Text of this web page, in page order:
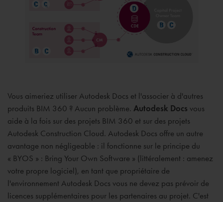
Vous aimeriez utiliser Autodesk Docs et l'associer à d'autres
produits BIM 360 ? Aucun problème. Autodesk Docs vous
aide à la fois sur des projets BIM 360 et sur des projets
Autodesk Construction Cloud. Autodesk Docs offre un autre
avantage non négligeable : il fonctionne sur le principe du
« BYOS » : Bring Your Own Software » (littéralement : amenez
votre propre logiciel), en tant que propriétaire de
l'environnement Autodesk Docs vous ne devez pas prévoir de
licences supplémentaires pour les partenaires au projet. C'est